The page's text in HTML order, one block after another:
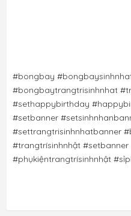
#bongbay
#bongbaytrangtrisinhnhat
#setbanner
#settrangtrisinhnhatbanner
#trangtrísinhnhật #setbanner
#phụkiệntrangtrísinhnhật